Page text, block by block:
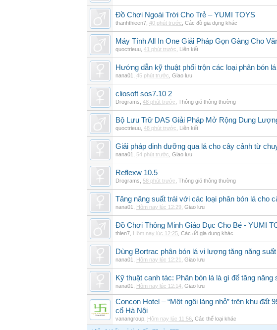
Đồ Chơi Ngoài Trời Cho Trẻ – YUMI TOYS
thanhthieen7 40 phút trước Các đồ gia dụng khác
Máy Tính All In One Giải Pháp Gọn Gàng Cho
quoctrieuu 41 phút trước Liên kết
Hướng dẫn kỹ thuật phối trộn các loại phân bón
nana01 45 phút trước Giao lưu
cliosoft sos7.10 2
Drograms 48 phút trước Thông gió thông thường
Bộ Lưu Trữ DAS Giải Pháp Mở Rộng Dung
quoctrieuu 48 phút trước Liên kết
Giải pháp dinh dưỡng qua lá cho cây cảnh từ
nana01 54 phút trước Giao lưu
Reflexw 10.5
Drograms 58 phút trước Thông gió thông thường
Tăng năng suất trái với các loại phân bón lá cho
nana01 Hôm nay lúc 12:29 Giao lưu
Đồ Chơi Thông Minh Giáo Dục Cho Bé - YUMI
thien7 Hôm nay lúc 12:25 Các đồ gia dụng khác
Dùng Bortrac phân bón lá vi lượng tăng năng
nana01 Hôm nay lúc 12:21 Giao lưu
Kỹ thuật canh tác: Phân bón lá là gì để tăng năng
nana01 Hôm nay lúc 12:14 Giao lưu
Concon Hotel – “Một ngôi làng nhỏ” trên khu đất
cổ Hà Nội
vanangroup Hôm nay lúc 11:56 Các thể loại khác